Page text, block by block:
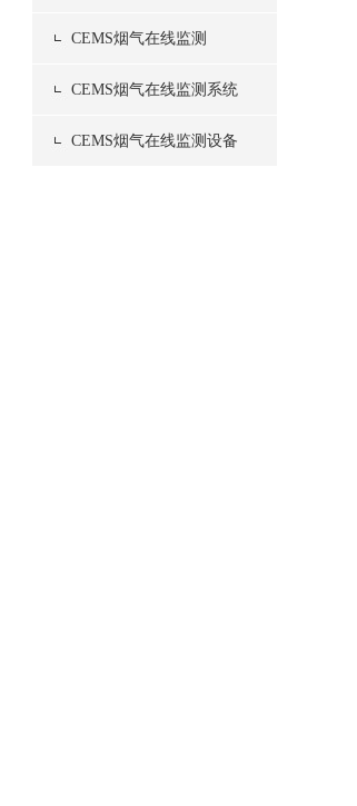
CEMS烟气在线监测
CEMS烟气在线监测系统
CEMS烟气在线监测设备